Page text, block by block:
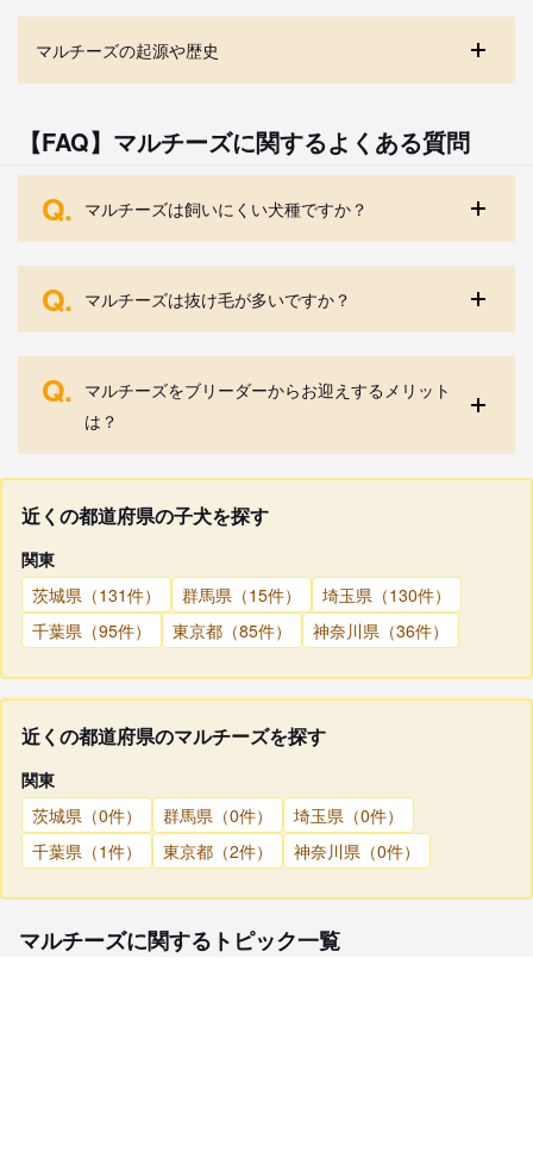
マルチーズの起源や歴史
【FAQ】マルチーズに関するよくある質問
Q. マルチーズは飼いにくい犬種ですか？
Q. マルチーズは抜け毛が多いですか？
Q. マルチーズをブリーダーからお迎えするメリット
は？
近くの都道府県の子犬を探す
関東
茨城県（131件）
群馬県（15件）
埼玉県（130件）
千葉県（95件）
東京都（85件） 神奈川県（36件）
近くの都道府県のマルチーズを探す
関東
茨城県（0件）
群馬県（0件）
埼玉県（0件）
千葉県（1件）
東京都（2件） 神奈川県（0件）
マルチーズに関するトピック一覧